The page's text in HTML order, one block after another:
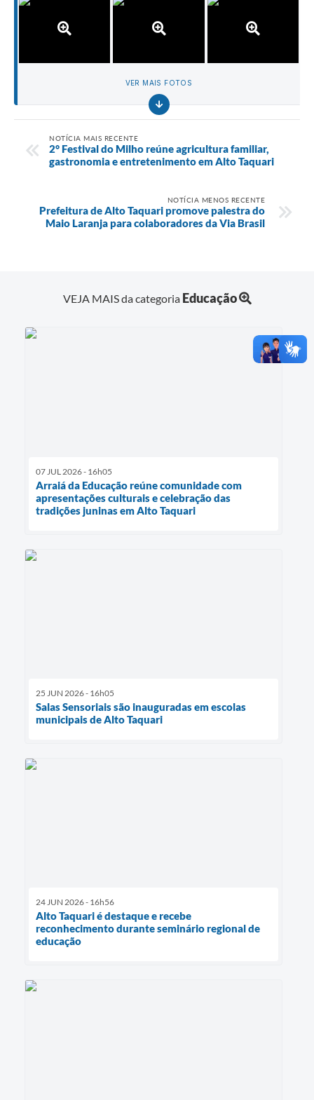
VER MAIS FOTOS
NOTÍCIA MAIS RECENTE
2° Festival do Milho reúne agricultura familiar,
gastronomia e entretenimento em Alto Taquari
NOTÍCIA MENOS RECENTE
Prefeitura de Alto Taquari promove palestra do
Maio Laranja para colaboradores da Via Brasil
VEJA MAIS da categoria Educação
07 JUL 2026 - 16h05
Arraiá da Educação reúne comunidade com
apresentações culturais e celebração das
tradições juninas em Alto Taquari
25 JUN 2026 - 16h05
Salas Sensoriais são inauguradas em escolas
municipais de Alto Taquari
24 JUN 2026 - 16h56
Alto Taquari é destaque e recebe
reconhecimento durante seminário regional de
educação